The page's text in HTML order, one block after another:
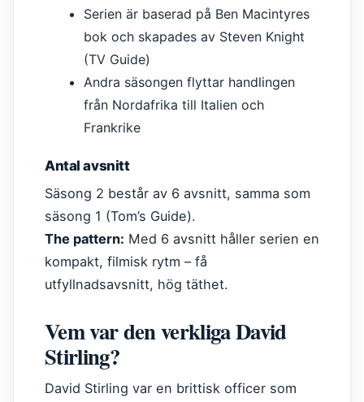
Serien är baserad på Ben Macintyres
bok och skapades av Steven Knight
(TV Guide)
Andra säsongen flyttar handlingen
från Nordafrika till Italien och
Frankrike
Antal avsnitt
Säsong 2 består av 6 avsnitt, samma som
säsong 1 (Tom’s Guide).
The pattern: Med 6 avsnitt håller serien en
kompakt, filmisk rytm – få
utfyllnadsavsnitt, hög täthet.
Vem var den verkliga David
Stirling?
David Stirling var en brittisk officer som